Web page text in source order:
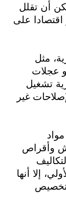
أن تقلل
اقتصادا على
مثل
عجلات
تشغيل
غير
وأقراص
إلا أنها
تخصيص